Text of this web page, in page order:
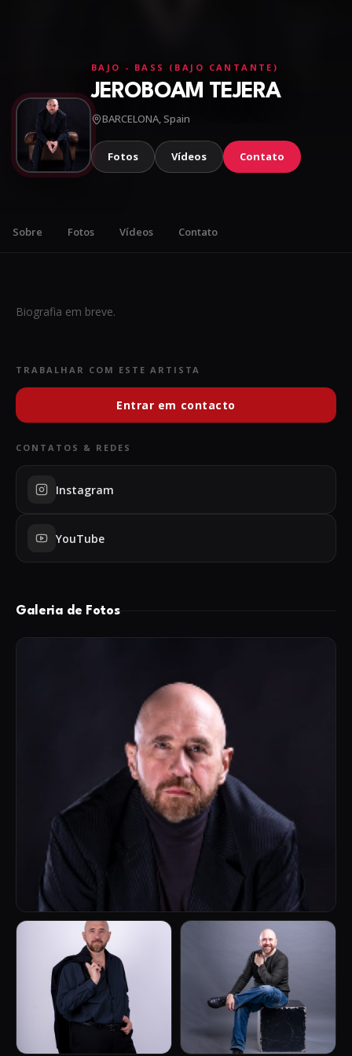
BAJO - BASS (BAJO CANTANTE)
JEROBOAM TEJERA
BARCELONA, Spain
Fotos Vídeos Contato
Sobre Fotos Vídeos Contato
Biografia em breve.
TRABALHAR COM ESTE ARTISTA
Entrar em contacto
CONTATOS & REDES
Instagram
YouTube
Galeria de Fotos